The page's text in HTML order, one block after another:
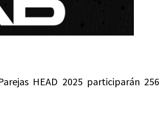
HEAD 2025 participarán 256